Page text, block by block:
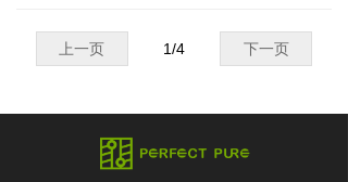
上一页 下一页
1/4